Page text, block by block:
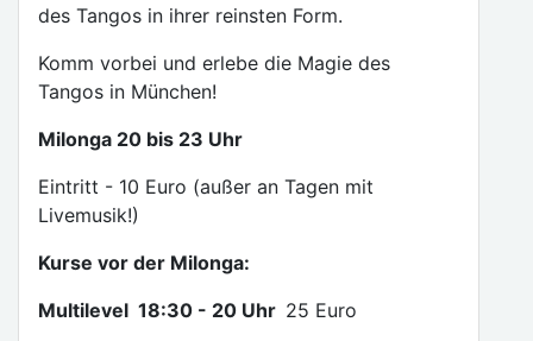
des Tangos in ihrer reinsten Form.
Komm vorbei und erlebe die Magie des
Tangos in München!
Milonga 20 bis 23 Uhr
Eintritt - 10 Euro (außer an Tagen mit
Livemusik!)
Kurse vor der Milonga:
Multilevel 18:30 - 20 Uhr 25 Euro